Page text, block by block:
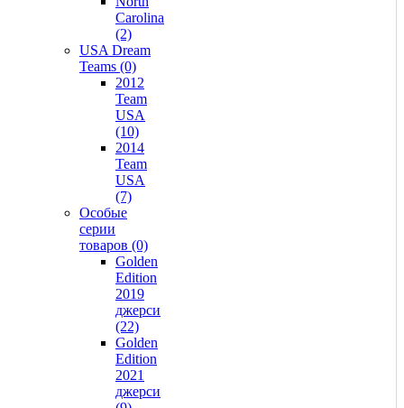
Carolina
(2)
USA Dream
Teams (0)
2012
Team
USA
(10)
2014
Team
USA
(7)
Особые
серии
товаров (0)
Golden
Edition
2019
джерси
(22)
Golden
Edition
2021
джерси